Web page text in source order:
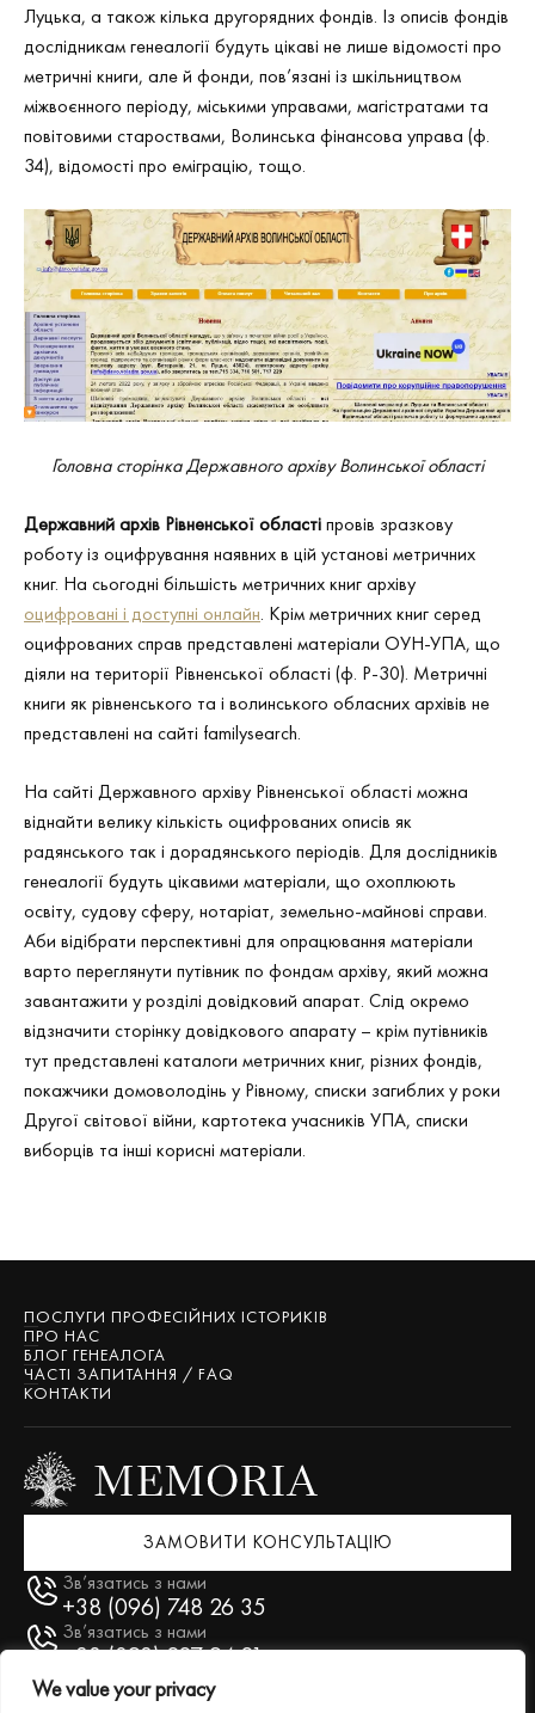
We value your privacy
Луцька, а також кілька другорядних фондів. Із описів фондів
дослідникам генеалогії будуть цікаві не лише відомості про
метричні книги, але й фонди, пов’язані із шкільництвом
міжвоєнного періоду, міськими управами, магістратами та
повітовими староствами, Волинська фінансова управа (ф.
34), відомості про еміграцію, тощо.
Головна сторінка Державного архіву Волинської області
Державний архів Рівненської областіпровів зразкову
роботу із оцифрування наявних в цій установі метричних
книг. На сьогодні більшість метричних книг архіву
оцифровані і доступні онлайн. Крім метричних книг серед
оцифрованих справ представлені матеріали ОУН-УПА, що
діяли на території Рівненської області (ф. Р-30). Метричні
книги як рівненського та і волинського обласних архівів не
представлені на сайті familysearch.
На сайті Державного архіву Рівненської області можна
віднайти велику кількість оцифрованих описів як
радянського так і дорадянського періодів. Для дослідників
генеалогії будуть цікавими матеріали, що охоплюють
освіту, судову сферу, нотаріат, земельно-майнові справи.
Аби відібрати перспективні для опрацювання матеріали
варто переглянути путівник по фондам архіву, який можна
завантажити у розділі довідковий апарат. Слід окремо
відзначити сторінку довідкового апарату – крім путівників
тут представлені каталоги метричних книг, різних фондів,
покажчики домоволодінь у Рівному, списки загиблих у роки
Другої світової війни, картотека учасників УПА, списки
виборців та інші корисні матеріали.
ПОСЛУГИ ПРОФЕСІЙНИХ ІСТОРИКІВ
ПРО НАС
БЛОГ ГЕНЕАЛОГА
ЧАСТІ ЗАПИТАННЯ / FAQ
КОНТАКТИ
Зв’язатись з нами
+38 (096) 748 26 35
Зв’язатись з нами
+38 (093) 227 94 21
ЗАМОВИТИ КОНСУЛЬТАЦІЮ